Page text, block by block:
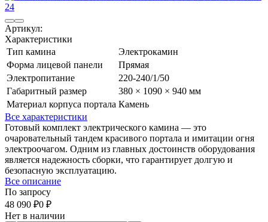
Артикул:
Характеристики
Тип камина
Электрокамин
Форма лицевой панели
Прямая
Электропитание
220-240/1/50
Габаритный размер
380 × 1090 × 940 мм
Материал корпуса портала Камень
Все характеристики
Готовый комплект электрического камина — это
очаровательный тандем красивого портала и имитации огня
электроочагом. Одним из главных достоинств оборудования
является надежность сборки, что гарантирует долгую и
безопасную эксплуатацию.
Все описание
По запросу
48 090 ₽0 ₽
Нет в наличии